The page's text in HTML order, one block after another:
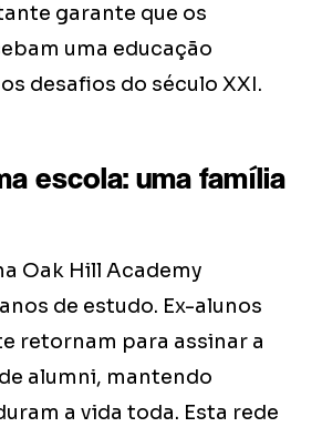
garante que os
uma educação
desafios do século XXI.
escola: uma família
Oak Hill Academy
de estudo. Ex-alunos
retornam para assinar a
alumni, mantendo
a vida toda. Esta rede